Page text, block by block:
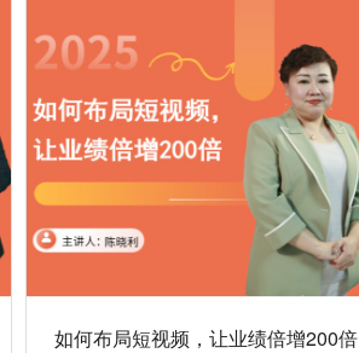
如何布局短视频，让业绩倍增200倍